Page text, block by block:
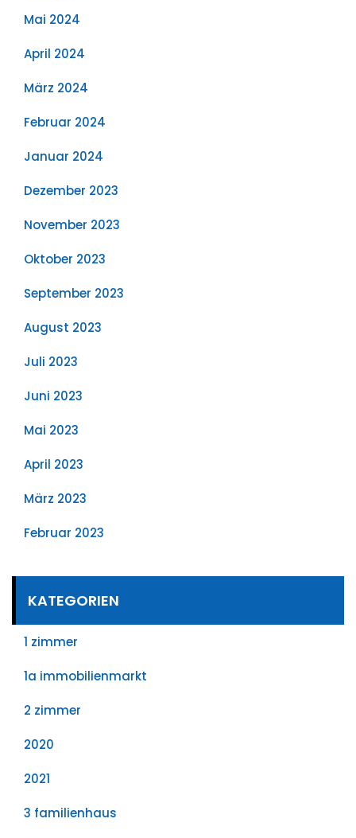
Mai 2024
April 2024
März 2024
Februar 2024
Januar 2024
Dezember 2023
November 2023
Oktober 2023
September 2023
August 2023
Juli 2023
Juni 2023
Mai 2023
April 2023
März 2023
Februar 2023
KATEGORIEN
1 zimmer
1a immobilienmarkt
2 zimmer
2020
2021
3 familienhaus